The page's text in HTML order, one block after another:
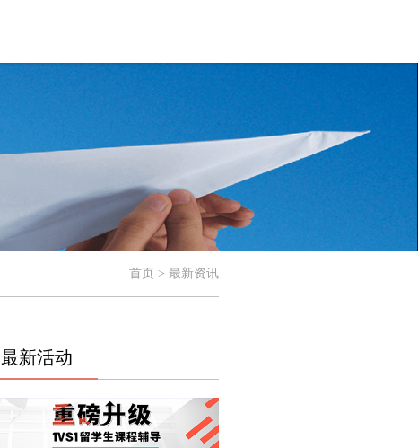
首页 > 最新资讯
最新活动